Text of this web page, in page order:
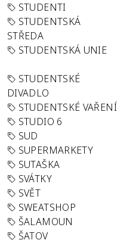
STUDENTI
STUDENTSKÁ
STŘEDA
STUDENTSKÁ UNIE
STUDENTSKÉ
DIVADLO
STUDENTSKÉ VAŘENÍ
STUDIO 6
SUD
SUPERMARKETY
SUTAŠKA
SVÁTKY
SVĚT
SWEATSHOP
ŠALAMOUN
ŠATOV